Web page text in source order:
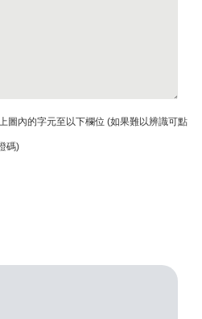
圖內的字元至以下欄位 (如果難以辨識可點
碼)